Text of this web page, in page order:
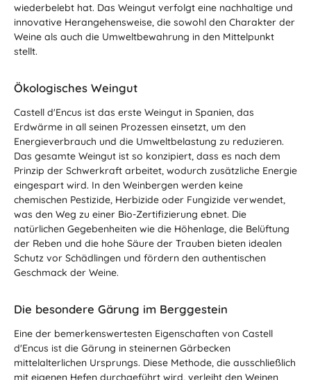
wiederbelebt hat. Das Weingut verfolgt eine nachhaltige und
innovative Herangehensweise, die sowohl den Charakter der
Weine als auch die Umweltbewahrung in den Mittelpunkt
stellt.
Ökologisches Weingut
Castell d'Encus ist das erste Weingut in Spanien, das
Erdwärme in all seinen Prozessen einsetzt, um den
Energieverbrauch und die Umweltbelastung zu reduzieren.
Das gesamte Weingut ist so konzipiert, dass es nach dem
Prinzip der Schwerkraft arbeitet, wodurch zusätzliche Energie
eingespart wird. In den Weinbergen werden keine
chemischen Pestizide, Herbizide oder Fungizide verwendet,
was den Weg zu einer Bio-Zertifizierung ebnet. Die
natürlichen Gegebenheiten wie die Höhenlage, die Belüftung
der Reben und die hohe Säure der Trauben bieten idealen
Schutz vor Schädlingen und fördern den authentischen
Geschmack der Weine.
Die besondere Gärung im Berggestein
Eine der bemerkenswertesten Eigenschaften von Castell
d'Encus ist die Gärung in steinernen Gärbecken
mittelalterlichen Ursprungs. Diese Methode, die ausschließlich
mit eigenen Hefen durchgeführt wird, verleiht den Weinen